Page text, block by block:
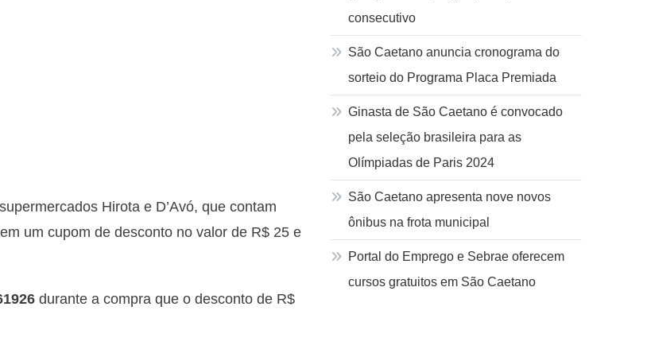
Hirota e D’Avó, que contam
um cupom de desconto no valor de R$ 25 e
durante a compra que o desconto de R$
consecutivo
São Caetano anuncia cronograma do
sorteio do Programa Placa Premiada
Ginasta de São Caetano é convocado
pela seleção brasileira para as
Olímpiadas de Paris 2024
São Caetano apresenta nove novos
ônibus na frota municipal
Portal do Emprego e Sebrae oferecem
cursos gratuitos em São Caetano